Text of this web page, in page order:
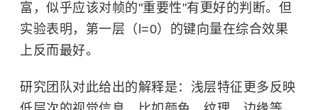
富，似乎应该对帧的"重要性"有更好的判断。但
实验表明，第一层（l=0）的键向量在综合效果
上反而最好。
研究团队对此给出的解释是：浅层特征更多反映